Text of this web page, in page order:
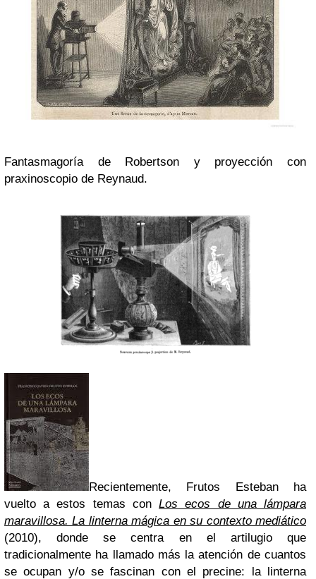
Fantasmagoría de Robertson y proyección con
praxinoscopio de Reynaud.
Recientemente, Frutos Esteban ha
vuelto a estos temas conLos ecos de una lámpara
maravillosa. La linterna mágica en su contexto mediático
(2010), donde se centra en el artilugio que
tradicionalmente ha llamado más la atención de cuantos
se ocupan y/o se fascinan con el precine: la linterna